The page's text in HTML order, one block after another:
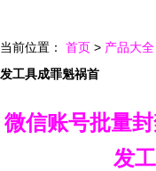
当前位置： 首页 > 产品大全
发工具成罪魁祸首
微信账号批量
发